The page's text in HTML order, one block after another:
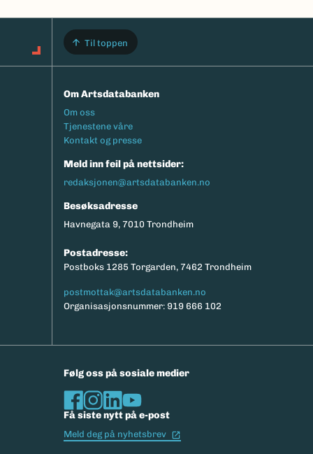
Til toppen
Om Artsdatabanken
Footermeny
Om oss
Tjenestene våre
Kontakt og presse
Meld inn feil på nettsider:
redaksjonen@artsdatabanken.no
Besøksadresse
Havnegata 9, 7010 Trondheim
Postadresse:
Postboks 1285 Torgarden, 7462 Trondheim
postmottak@artsdatabanken.no
Organisasjonsnummer: 919 666 102
Følg oss på sosiale medier
Få siste nytt på e-post
Meld deg på nyhetsbrev